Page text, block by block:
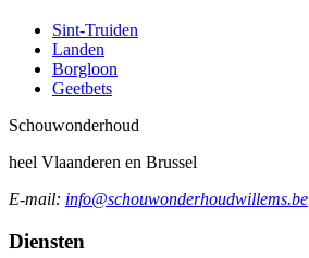
Sint-Truiden
Landen
Borgloon
Geetbets
Schouwonderhoud
heel Vlaanderen en Brussel
E-mail: info@schouwonderhoudwillems.be
Diensten